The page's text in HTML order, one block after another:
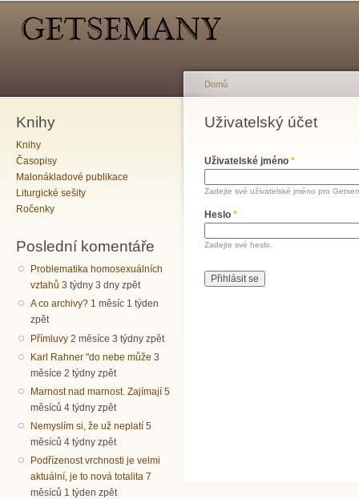
Knihy
Knihy
Časopisy
Malonákladové publikace
Liturgické sešity
Ročenky
Poslední komentáře
Problematika homosexuálních
vztahů 3 týdny 3 dny zpět
A co archivy? 1 měsíc 1 týden
zpět
Přímluvy 2 měsíce 3 týdny zpět
Karl Rahner "do nebe může 3
měsíce 2 týdny zpět
Marnost nad marnost. Zajímají 5
měsíců 4 týdny zpět
Nemyslím si, že už neplatí 5
měsíců 4 týdny zpět
Podřízenost vrchnosti je velmi
aktuální, je to nová totalita 7
měsíců 1 týden zpět
Jste zde
Domů
Uživatelský účet
Hlavní záložky
Uživatelské jméno *
Zadejte své uživatelské jméno pro
Heslo *
Zadejte své heslo.